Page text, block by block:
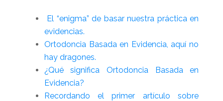
El “enigma” de basar nuestra práctica en
evidencias.
Ortodoncia Basada en Evidencia, aquí no
hay dragones.
¿Qué significa Ortodoncia Basada en
Evidencia?
Recordando el primer artículo sobre